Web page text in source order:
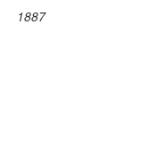
1887